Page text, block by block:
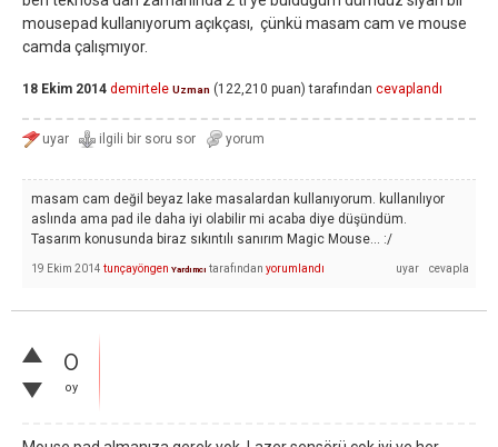
mousepad kullanıyorum açıkçası, çünkü masam cam ve mouse
camda çalışmıyor.
18 Ekim 2014 demirtele Uzman (122,210 puan) tarafından cevaplandı
masam cam değil beyaz lake masalardan kullanıyorum. kullanılıyor
aslında ama pad ile daha iyi olabilir mi acaba diye düşündüm.
Tasarım konusunda biraz sıkıntılı sanırım Magic Mouse... :/
19 Ekim 2014 tunçayöngen Yardımcı tarafından yorumlandı
0
oy